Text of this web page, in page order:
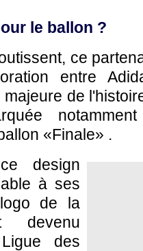
le ballon ?
ce
entre
de
«Finale» .
design
à ses
de la
devenu
des